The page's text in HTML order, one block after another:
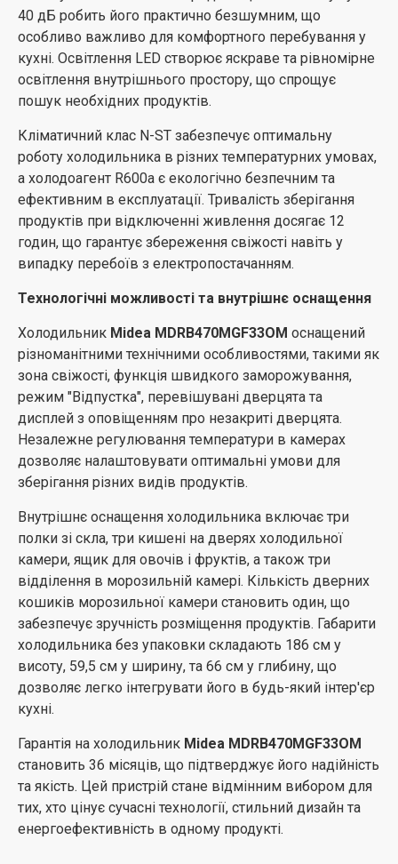
40 дБ робить його практично безшумним, що
особливо важливо для комфортного перебування у
кухні. Освітлення LED створює яскраве та рівномірне
освітлення внутрішнього простору, що спрощує
пошук необхідних продуктів.
Кліматичний клас N-ST забезпечує оптимальну
роботу холодильника в різних температурних умовах,
а холодоагент R600a є екологічно безпечним та
ефективним в експлуатації. Тривалість зберігання
продуктів при відключенні живлення досягає 12
годин, що гарантує збереження свіжості навіть у
випадку перебоїв з електропостачанням.
Технологічні можливості та внутрішнє оснащення
Холодильник Midea MDRB470MGF33OM оснащений
різноманітними технічними особливостями, такими як
зона свіжості, функція швидкого заморожування,
режим "Відпустка", перевішувані дверцята та
дисплей з оповіщенням про незакриті дверцята.
Незалежне регулювання температури в камерах
дозволяє налаштовувати оптимальні умови для
зберігання різних видів продуктів.
Внутрішнє оснащення холодильника включає три
полки зі скла, три кишені на дверях холодильної
камери, ящик для овочів і фруктів, а також три
відділення в морозильній камері. Кількість дверних
кошиків морозильної камери становить один, що
забезпечує зручність розміщення продуктів. Габарити
холодильника без упаковки складають 186 см у
висоту, 59,5 см у ширину, та 66 см у глибину, що
дозволяє легко інтегрувати його в будь-який інтер'єр
кухні.
Гарантія на холодильник Midea MDRB470MGF33OM
становить 36 місяців, що підтверджує його надійність
та якість. Цей пристрій стане відмінним вибором для
тих, хто цінує сучасні технології, стильний дизайн та
енергоефективність в одному продукті.